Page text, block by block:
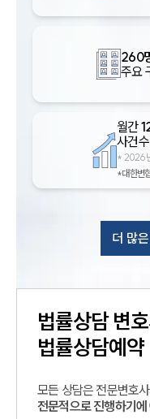
260
주요
월간
사건
* 2026
*대한변
더 많
법률상담변
법률상담예약
모든 상담은 전문변호
전문적으로 진행하기